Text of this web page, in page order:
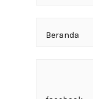
Beranda